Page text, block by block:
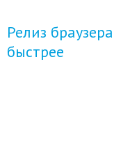
Релиз
быстрее